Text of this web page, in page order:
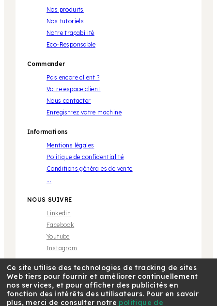
Nos produits
Nos tutoriels
Notre traçabilité
Eco-Responsable
Commander
Pas encore client ?
Votre espace client
Nous contacter
Enregistrez votre machine
Informations
Mentions légales
Politique de confidentialité
Conditions générales de vente
...
NOUS SUIVRE
Linkedin
Facebook
Youtube
Instagram
* Marque propriété de tiers sans aucune relation avec
Ce site utilise des technologies de tracking de sites
Web tiers pour fournir et améliorer continuellement
nos services, et pour afficher des publicités en
fonction des intérêts des utilisateurs. Pour en savoir
plus, merci de consulter notre politique de